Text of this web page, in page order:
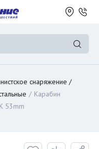
снаряжение
Карабин
53mm